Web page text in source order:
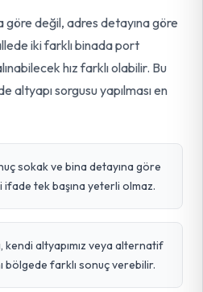
göre değil, adres detayına göre
iki farklı binada port
hız farklı olabilir. Bu
altyapı sorgusu yapılması en
sokak ve bina detayına göre
ifade tek başına yeterli olmaz.
kendi altyapımız veya alternatif
bölgede farklı sonuç verebilir.